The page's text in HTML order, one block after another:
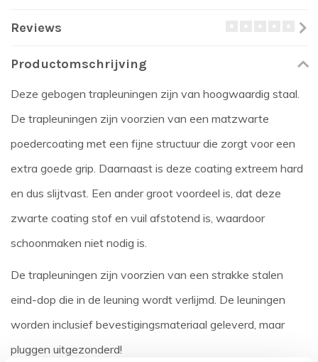
Reviews
Productomschrijving
Deze gebogen trapleuningen zijn van hoogwaardig staal.
De trapleuningen zijn voorzien van een matzwarte
poedercoating met een fijne structuur die zorgt voor een
extra goede grip. Daarnaast is deze coating extreem hard
en dus slijtvast. Een ander groot voordeel is, dat deze
zwarte coating stof en vuil afstotend is, waardoor
schoonmaken niet nodig is.
De trapleuningen zijn voorzien van een strakke stalen
eind-dop die in de leuning wordt verlijmd. De leuningen
worden inclusief bevestigingsmateriaal geleverd, maar
pluggen uitgezonderd!